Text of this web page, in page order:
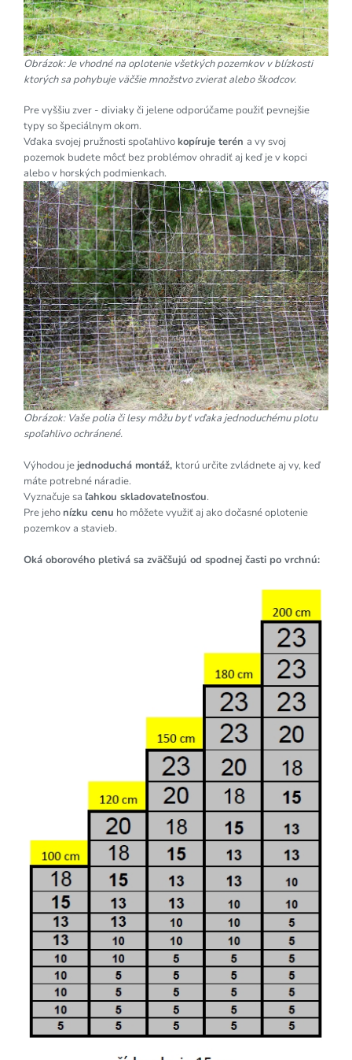
Obrázok: Je vhodné na oplotenie všetkých pozemkov v blízkosti
ktorých sa pohybuje väčšie množstvo zvierat alebo škodcov.
Pre vyššiu zver - diviaky či jelene odporúčame použiť pevnejšie
typy so špeciálnym okom.
Vďaka svojej pružnosti spoľahlivokopíruje terén a vy svoj
pozemok budete môcť bez problémov ohradiť aj keď je v kopci
alebo v horských podmienkach.
Obrázok: Vaše polia či lesy môžu byť vďaka jednoduchému plotu
spoľahlivo ochránené.
Výhodou jejednoduchá montáž, ktorú určite zvládnete aj vy, keď
máte potrebné náradie.
Vyznačuje sa ľahkou skladovateľnosťou.
Pre jehonízku cenu ho môžete využiť aj ako dočasné oplotenie
pozemkov a stavieb.
Oká oborového pletivá sa zväčšujú od spodnej časti po vrchnú: